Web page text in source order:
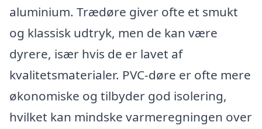
aluminium. Trædøre giver ofte et smukt
og klassisk udtryk, men de kan være
dyrere, især hvis de er lavet af
kvalitetsmaterialer. PVC-døre er ofte mere
økonomiske og tilbyder god isolering,
hvilket kan mindske varmeregningen over